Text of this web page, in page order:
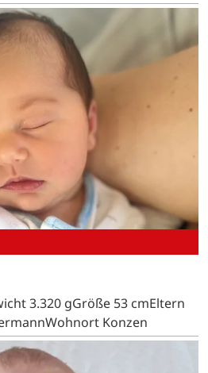
3.320 gGröße 53 cmEltern
Konzen